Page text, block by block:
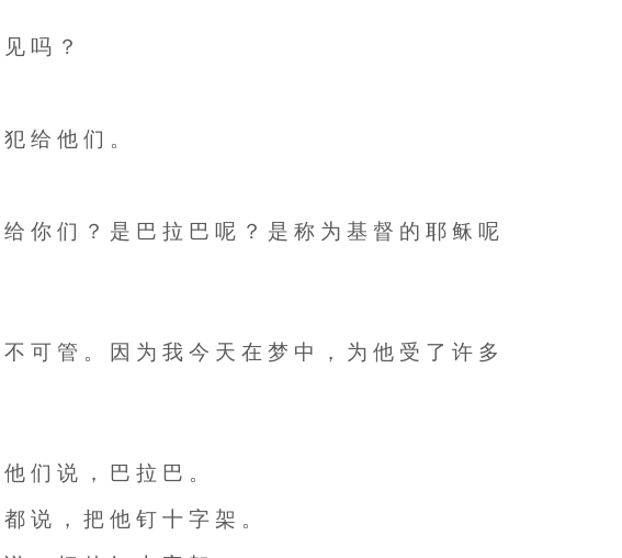
吗 ？
给 他 们 。
你 们 ？ 是 巴 拉 巴 呢 ？ 是 称 为 基 督 的 耶 稣 呢
可 管 。 因 为 我 今 天 在 梦 中 ， 为 他 受 了 许 多
们 说 ， 巴 拉 巴 。
说 ， 把 他 钉 十 字 架 。